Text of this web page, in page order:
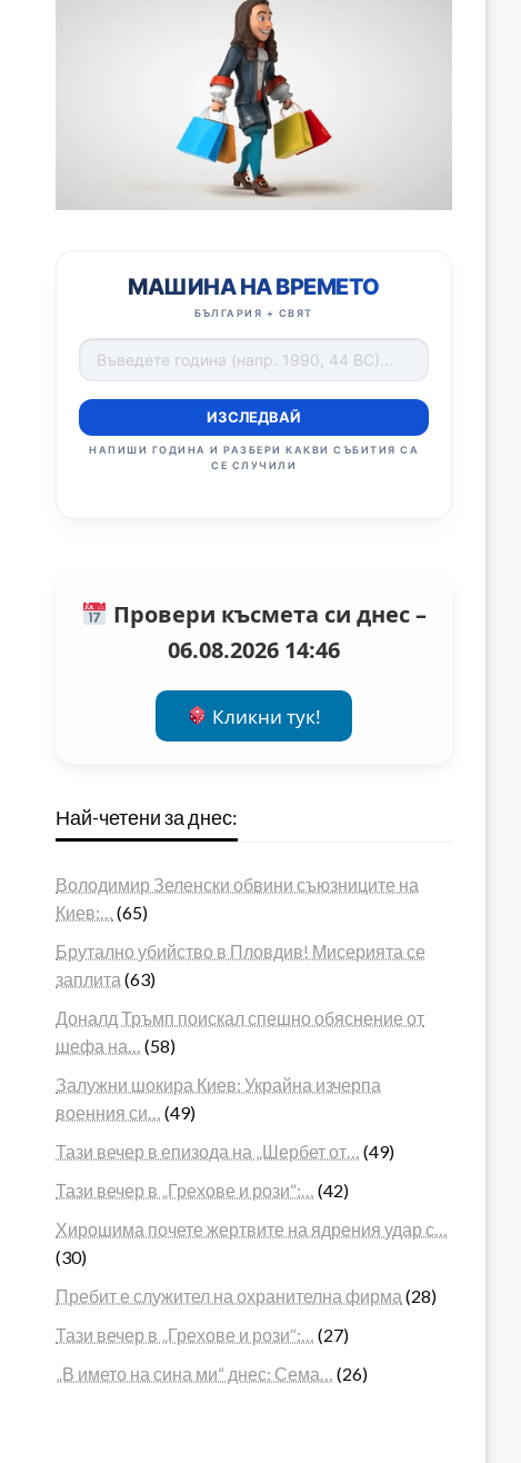
МАШИНА НА ВРЕМЕТО
БЪЛГАРИЯ + СВЯТ
ИЗСЛЕДВАЙ
НАПИШИ ГОДИНА И РАЗБЕРИ КАКВИ СЪБИТИЯ СА
СЕ СЛУЧИЛИ
Провери късмета си днес –
06.08.2026 14:46
Кликни тук!
Най-четени за днес:
Володимир Зеленски обвини съюзниците на
Киев:…
(65)
Брутално убийство в Пловдив! Мисерията се
заплита (63)
Доналд Тръмп поискал спешно обяснение от
шефа на…
(58)
Залужни шокира Киев: Украйна изчерпа
военния си…
(49)
Тази вечер в епизода на „Шербет от…
(49)
Тази вечер в „Грехове и рози“:…
(42)
Хирошима почете жертвите на ядрения удар с…
(30)
Пребит е служител на охранителна фирма (28)
Тази вечер в „Грехове и рози“:…
(27)
„В името на сина ми“ днес: Сема…
(26)